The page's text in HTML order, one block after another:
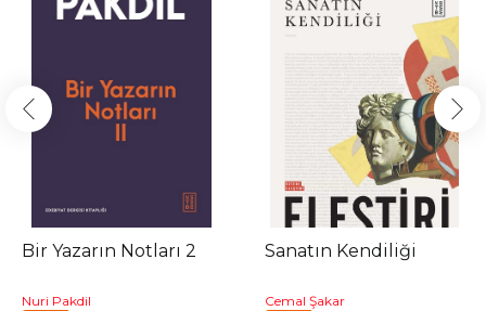
Bir Yazarın Notları 2
Nuri Pakdil
Sanatın Kendiliği
Cemal Şakar